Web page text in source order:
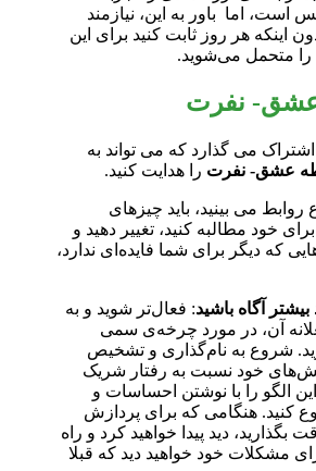
است، اما باور به این، نیازمند
اینکه هر روز ثابت کنید برای این
را متحمل می‌شوید.
نفرت
می گذارد که می تواند به
عشق- نفرت را هدایت کنید.
روابط می بینید، باید چیزهای
خود مطالبه کنید، تغییر دهید و
که دیگر برای شما فایده‌ای ندارد،
آگاه باشید: فعال‌تر شوید و به
آن، در مورد چرخه‌ی سمی
شروع به نام‌گذاری و تشخیص
خود نسبت به رفتار شریک
الگو را با نوشتن احساسات و
کنید. هنگامی که برای پردازش
دید پیدا خواهید کرد و راه
مشکلات خود خواهید دید که قبلا